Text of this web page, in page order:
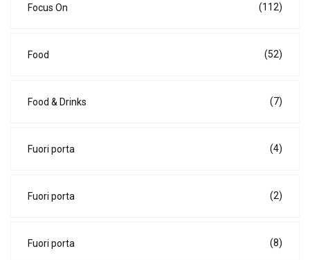
Focus On (112)
Food (52)
Food & Drinks (7)
Fuori porta (4)
Fuori porta (2)
Fuori porta (8)